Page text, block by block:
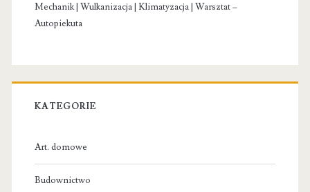
Mechanik | Wulkanizacja | Klimatyzacja | Warsztat –
Autopiekuta
KATEGORIE
Art. domowe
Budownictwo